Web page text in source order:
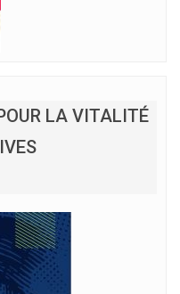
LA VITALITÉ